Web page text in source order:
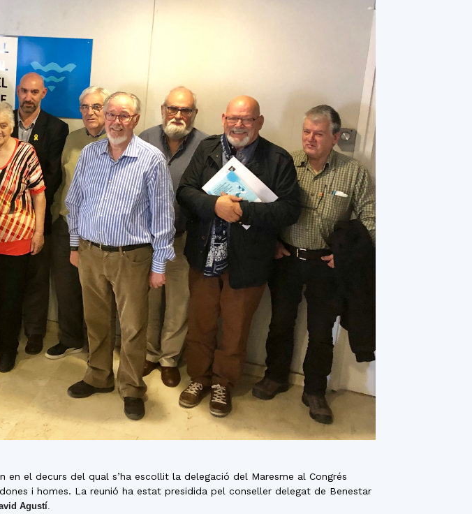
Maresme
en el decurs del qual s’ha escollit la delegació del Maresme al Congrés
i homes. La reunió ha estat presidida pel conseller delegat de Benestar
Agustí